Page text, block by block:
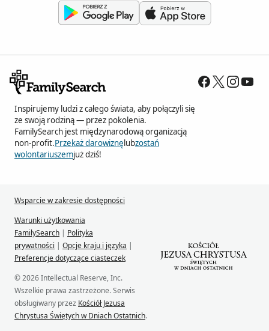
Inspirujemy ludzi z całego świata, aby połączyli się
ze swoją rodziną — przez pokolenia.
FamilySearch jest międzynarodową organizacją
non-profit.Przekaż darowiznęlubzostań
wolontariuszemjuż dziś!
Wsparcie w zakresie dostępności
Warunki użytkowania
FamilySearch | Polityka
prywatności | Opcje kraju i języka |
Preferencje dotyczące ciasteczek
© 2026 Intellectual Reserve, Inc.
Wszelkie prawa zastrzeżone. Serwis
obsługiwany przez Kościół Jezusa
Chrystusa Świętych w Dniach Ostatnich.